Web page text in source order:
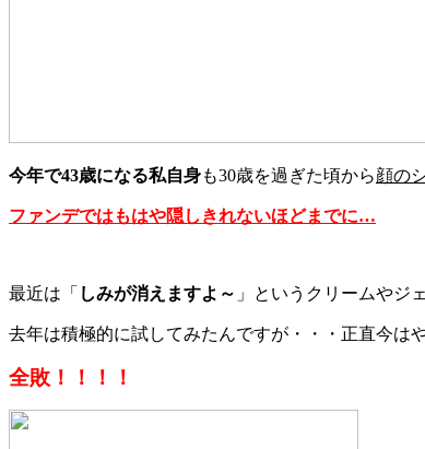
今年で43歳になる私自身も30歳を過ぎた頃から顔の
ファンデではもはや隠しきれないほどまでに…
最近は 「 しみが消えますよ～ 」 というクリームやジ
去年は積極的に試してみたんですが・・・正直今は
全敗！！！！